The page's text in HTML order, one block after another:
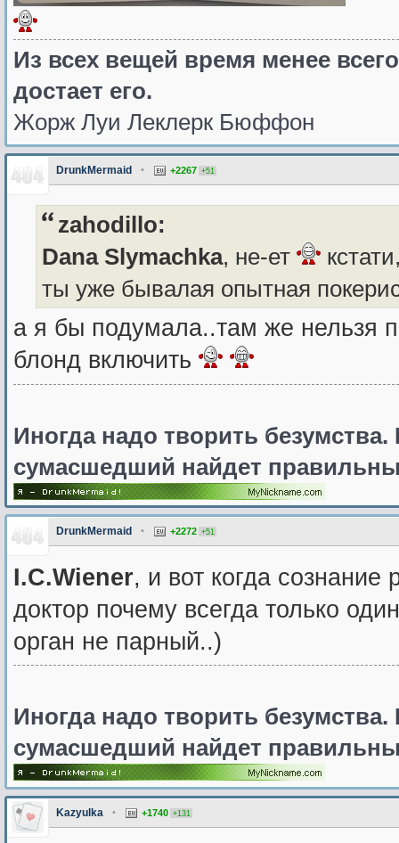
Из всех вещей время менее
достает его.
Жорж Луи Леклерк Бюффон
DrunkMermaid • +2267 +51
zahodillo:
Dana Slymachka, не-ет
ты уже бывалая опытная
а я бы подумала..там же нельзя
блонд включить
Иногда надо творить
сумасшедший найдет
DrunkMermaid • +2272 +51
I.C.Wiener, и вот когда
доктор почему всегда только
орган не парный..)
Иногда надо творить
сумасшедший найдет
Kazyulka • +1740 +131